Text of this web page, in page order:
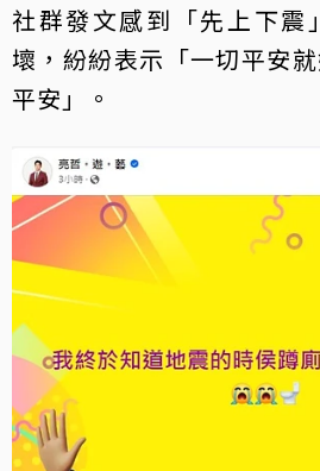
社群發文感到「先上下震
壞，紛紛表示「一切平安
平安」。